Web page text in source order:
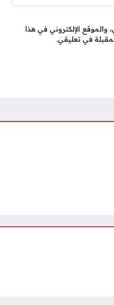
والموقع الإلكتروني في هذا
في تعليقي.